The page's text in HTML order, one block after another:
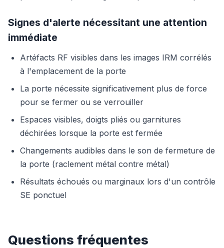
Signes d'alerte nécessitant une attention
immédiate
Artéfacts RF visibles dans les images IRM corrélés
à l'emplacement de la porte
La porte nécessite significativement plus de force
pour se fermer ou se verrouiller
Espaces visibles, doigts pliés ou garnitures
déchirées lorsque la porte est fermée
Changements audibles dans le son de fermeture de
la porte (raclement métal contre métal)
Résultats échoués ou marginaux lors d'un contrôle
SE ponctuel
Questions fréquentes